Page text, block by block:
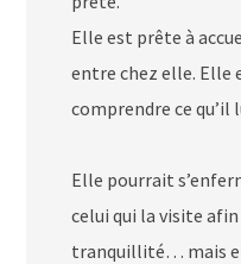
Elle est prête à
entre chez elle. Elle
comprendre ce qu’il
Elle pourrait
celui qui la visite
tranquillité… mais